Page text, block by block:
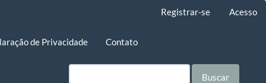
Registrar-se Acesso
de Privacidade Contato
Buscar